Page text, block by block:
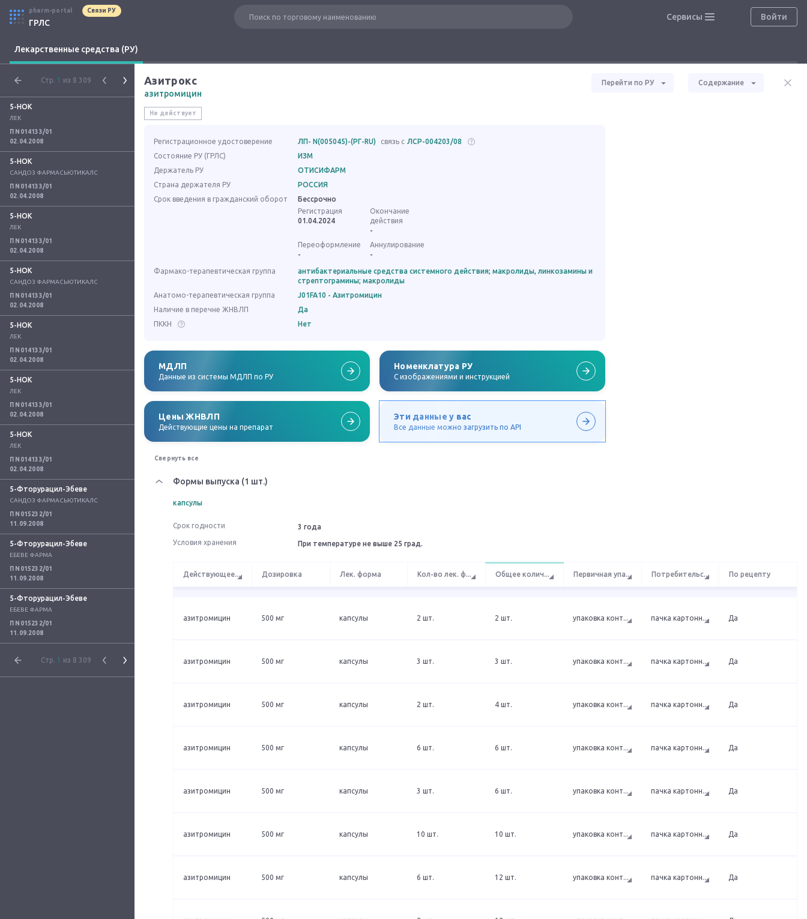
pharm-portal Связи РУ
ГРЛС
Сервисы Войти
Лекарственные средства (РУ)
Стр. 1 из 8 309
5-НОК
ЛЕК
П N014133/01
02.04.2008
5-НОК
САНДОЗ ФАРМАСЬЮТИКАЛС
П N014133/01
02.04.2008
5-НОК
ЛЕК
П N014133/01
02.04.2008
5-НОК
САНДОЗ ФАРМАСЬЮТИКАЛС
П N014133/01
02.04.2008
5-НОК
ЛЕК
П N014133/01
02.04.2008
5-НОК
ЛЕК
П N014133/01
02.04.2008
5-НОК
ЛЕК
П N014133/01
02.04.2008
5-Фторурацил-Эбеве
САНДОЗ ФАРМАСЬЮТИКАЛС
П N015232/01
11.09.2008
5-Фторурацил-Эбеве
ЕБЕВЕ ФАРМА
П N015232/01
11.09.2008
5-Фторурацил-Эбеве
ЕБЕВЕ ФАРМА
П N015232/01
11.09.2008
Стр. 1 из 8 309
Азитрокс
азитромицин
Перейти по РУ Содержание
Не действует
Регистрационное удостоверение ЛП- N(005045)-(РГ-RU) связь с ЛСР-004203/08
Состояние РУ (ГРЛС)
ИЗМ
Держатель РУ
ОТИСИФАРМ
Страна держателя РУ
РОССИЯ
Срок введения в гражданский оборот
Бессрочно
Регистрация
01.04.2024
Окончание
действия
-
Переоформление
-
Аннулирование
-
Фармако-терапевтическая группа
антибактериальные средства системного действия; макролиды, линкозамины и
стрептограмины; макролиды
Анатомо-терапевтическая группа
J01FA10 - Азитромицин
Наличие в перечне ЖНВЛП
Да
ПККН
Нет
МДЛП
Данные из системы МДЛП по РУ
Номенклатура РУ
C изображениями и инструкцией
Цены ЖНВЛП
Действующие цены на препарат
Эти данные у вас
Все данные можно загрузить по API
Свернуть все
Формы выпуска (1 шт.)
капсулы
Срок годности
3 года
Условия хранения
При температуре не выше 25 град.
Действующее... Дозировка Лек. форма Кол-во лек. ф... Общее колич... Первичная упа... Потребительс... По рецепту
азитромицин 500 мг капсулы 2 шт. 2 шт. упаковка конт... пачка картонн... Да
азитромицин 500 мг капсулы 3 шт. 3 шт. упаковка конт... пачка картонн... Да
азитромицин 500 мг капсулы 2 шт. 4 шт. упаковка конт... пачка картонн... Да
азитромицин 500 мг капсулы 6 шт. 6 шт. упаковка конт... пачка картонн... Да
азитромицин 500 мг капсулы 3 шт. 6 шт. упаковка конт... пачка картонн... Да
азитромицин 500 мг капсулы 10 шт. 10 шт. упаковка конт... пачка картонн... Да
азитромицин 500 мг капсулы 6 шт. 12 шт. упаковка конт... пачка картонн... Да